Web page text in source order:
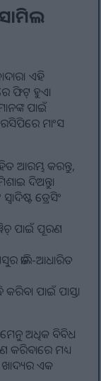
ଏହି
ଫିଟ୍ ହୁଏ।
ପାଇଁ
ମାଂସ
ଆରମ୍ଭ କରନ୍ତୁ,
ଦିଅନ୍ତୁ।
ଡ୍ରେସିଂ
ପାଇଁ ପୂରଣ
ଡାଲି-ଆଧାରିତ
ପାଇଁ ପାସ୍ତା
ମେନୁ ଅଧିକ ବିବିଧ
କରିବାରେ ମଧ୍ୟ
ଖାଦ୍ୟର ଏକ